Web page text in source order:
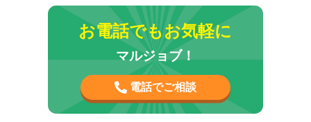
お電話でもお気軽に
マルジョブ！
電話でご相談